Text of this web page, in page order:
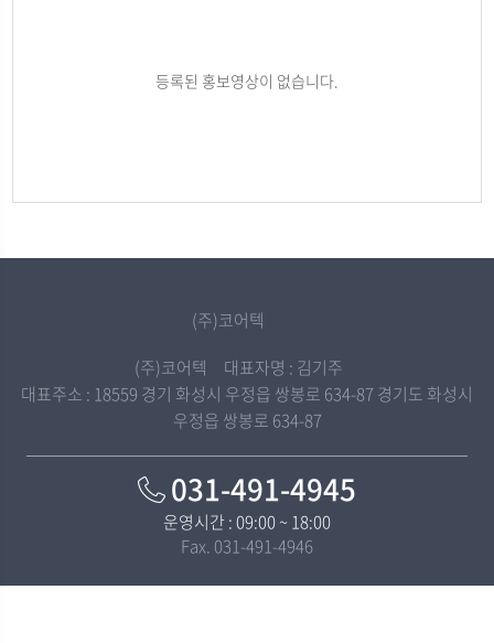
등록된 홍보영상이 없습니다.
(주)코어텍
(주)코어텍 대표자명 : 김기주
대표주소 : 18559 경기 화성시 우정읍 쌍봉로 634-87 경기도 화성시
우정읍 쌍봉로 634-87
031-491-4945
운영시간 : 09:00 ~ 18:00
Fax. 031-491-4946